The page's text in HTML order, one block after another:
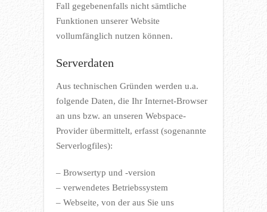
Fall gegebenenfalls nicht sämtliche
Funktionen unserer Website
vollumfänglich nutzen können.
Serverdaten
Aus technischen Gründen werden u.a.
folgende Daten, die Ihr Internet-Browser
an uns bzw. an unseren Webspace-
Provider übermittelt, erfasst (sogenannte
Serverlogfiles):
– Browsertyp und -version
– verwendetes Betriebssystem
– Webseite, von der aus Sie uns